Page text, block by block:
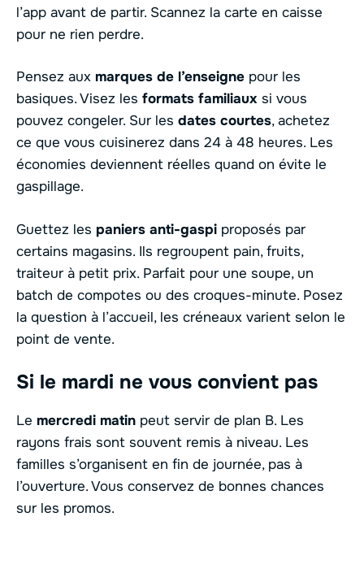
l’app avant de partir. Scannez la carte en caisse
pour ne rien perdre.
Pensez aux marques de l’enseigne pour les
basiques. Visez les formats familiaux si vous
pouvez congeler. Sur les dates courtes, achetez
ce que vous cuisinerez dans 24 à 48 heures. Les
économies deviennent réelles quand on évite le
gaspillage.
Guettez les paniers anti-gaspi proposés par
certains magasins. Ils regroupent pain, fruits,
traiteur à petit prix. Parfait pour une soupe, un
batch de compotes ou des croques-minute. Posez
la question à l’accueil, les créneaux varient selon le
point de vente.
Si le mardi ne vous convient pas
Le mercredi matin peut servir de plan B. Les
rayons frais sont souvent remis à niveau. Les
familles s’organisent en fin de journée, pas à
l’ouverture. Vous conservez de bonnes chances
sur les promos.